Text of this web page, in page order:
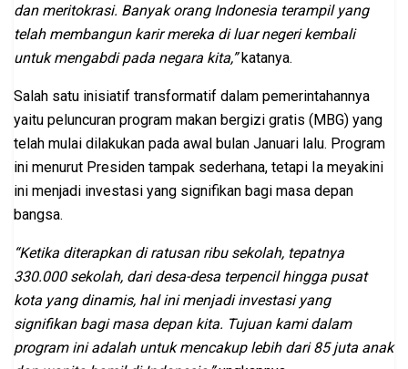
dan meritokrasi. Banyak orang Indonesia terampil yang
telah membangun karir mereka di luar negeri kembali
untuk mengabdi pada negara kita,”katanya.
Salah satu inisiatif transformatif dalam pemerintahannya
yaitu peluncuran program makan bergizi gratis (MBG) yang
telah mulai dilakukan pada awal bulan Januari lalu. Program
ini menurut Presiden tampak sederhana, tetapi Ia meyakini
ini menjadi investasi yang signifikan bagi masa depan
bangsa.
“Ketika diterapkan di ratusan ribu sekolah, tepatnya
330.000 sekolah, dari desa-desa terpencil hingga pusat
kota yang dinamis, hal ini menjadi investasi yang
signifikan bagi masa depan kita. Tujuan kami dalam
program ini adalah untuk mencakup lebih dari 85 juta anak